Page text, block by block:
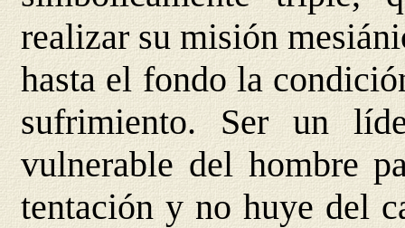
realizar su misión
hasta el fondo la
sufrimiento. Ser un
vulnerable del hombre
tentación y no huye del